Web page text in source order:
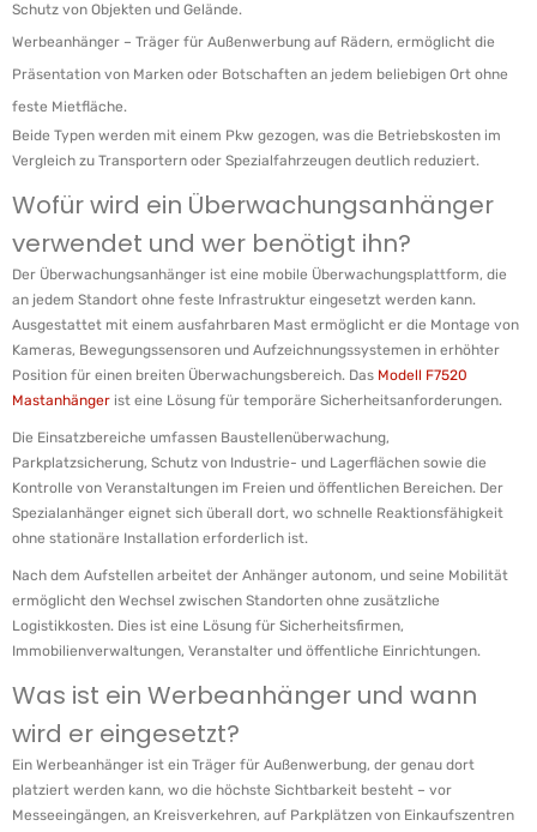
Schutz von Objekten und Gelände.
Werbeanhänger – Träger für Außenwerbung auf Rädern, ermöglicht die
Präsentation von Marken oder Botschaften an jedem beliebigen Ort ohne
feste Mietfläche.
Beide Typen werden mit einem Pkw gezogen, was die Betriebskosten im
Vergleich zu Transportern oder Spezialfahrzeugen deutlich reduziert.
Wofür wird ein Überwachungsanhänger
verwendet und wer benötigt ihn?
Der Überwachungsanhänger ist eine mobile Überwachungsplattform, die
an jedem Standort ohne feste Infrastruktur eingesetzt werden kann.
Ausgestattet mit einem ausfahrbaren Mast ermöglicht er die Montage von
Kameras, Bewegungssensoren und Aufzeichnungssystemen in erhöhter
Position für einen breiten Überwachungsbereich. Das Modell F7520
Mastanhänger ist eine Lösung für temporäre Sicherheitsanforderungen.
Die Einsatzbereiche umfassen Baustellenüberwachung,
Parkplatzsicherung, Schutz von Industrie- und Lagerflächen sowie die
Kontrolle von Veranstaltungen im Freien und öffentlichen Bereichen. Der
Spezialanhänger eignet sich überall dort, wo schnelle Reaktionsfähigkeit
ohne stationäre Installation erforderlich ist.
Nach dem Aufstellen arbeitet der Anhänger autonom, und seine Mobilität
ermöglicht den Wechsel zwischen Standorten ohne zusätzliche
Logistikkosten. Dies ist eine Lösung für Sicherheitsfirmen,
Immobilienverwaltungen, Veranstalter und öffentliche Einrichtungen.
Was ist ein Werbeanhänger und wann
wird er eingesetzt?
Ein Werbeanhänger ist ein Träger für Außenwerbung, der genau dort
platziert werden kann, wo die höchste Sichtbarkeit besteht – vor
Messeeingängen, an Kreisverkehren, auf Parkplätzen von Einkaufszentren